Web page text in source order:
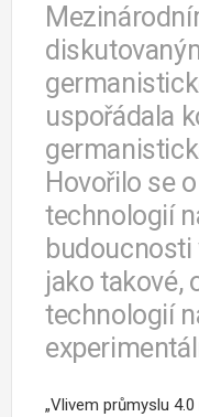
uspořádala
Hovořilo se
technologií
jako takové,
technologií
„Vlivem průmyslu